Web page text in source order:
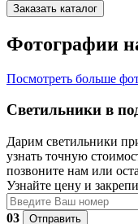
Заказать каталог
Фотографии
Посмотреть больше
Светильники в
Дарим светильники
узнать точную
позвоните нам или
Узнайте цену и
03
Отправить